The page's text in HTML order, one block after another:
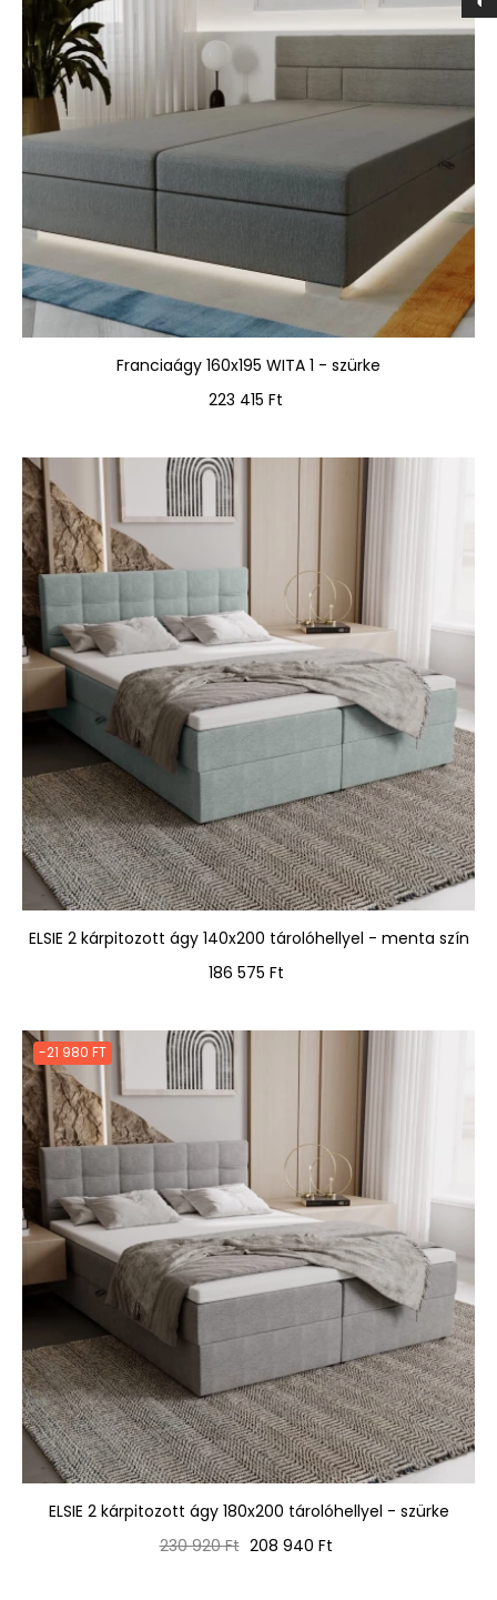
Franciaágy 160x195 WITA 1 - szürke
Ár
223 415 Ft
ELSIE 2 kárpitozott ágy 140x200 tárolóhellyel - menta szín
Ár
186 575 Ft
-21 980 FT
ELSIE 2 kárpitozott ágy 180x200 tárolóhellyel - szürke
Normál
230 920 Ft Ár
208 940 Ft